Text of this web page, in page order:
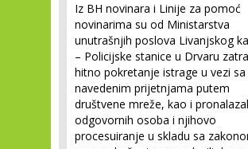
Iz BH novinara i Linije za pomoć
novinarima su od Ministarstva
unutrašnjih poslova Livanjskog
– Policijske stanice u Drvaru
hitno pokretanje istrage u vezi sa
navedenim prijetnjama putem
društvene mreže, kao i
odgovornih osoba i njihovo
procesuiranje u skladu sa